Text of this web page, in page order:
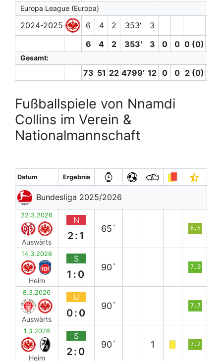
Europa League (Europa)
2024-2025 6 4 2 353′
3
6
4 2 353′ 3 0 0 0 (0)
Gesamt:
73 51 22 4799′ 12 0 0 2 (0)
Fußballspiele von Nnamdi
Collins im Verein &
Nationalmannschaft
Datum Ergebnis
Bundesliga 2025/2026
22.3.2026
Auswärts
N
2:1
65` 6.5
14.3.2026
Heim
S
1:0
90` 7.9
8.3.2026
Auswärts
U
0:0
90` 7.7
1.3.2026
Heim
S
2:0
90` 1 7.2